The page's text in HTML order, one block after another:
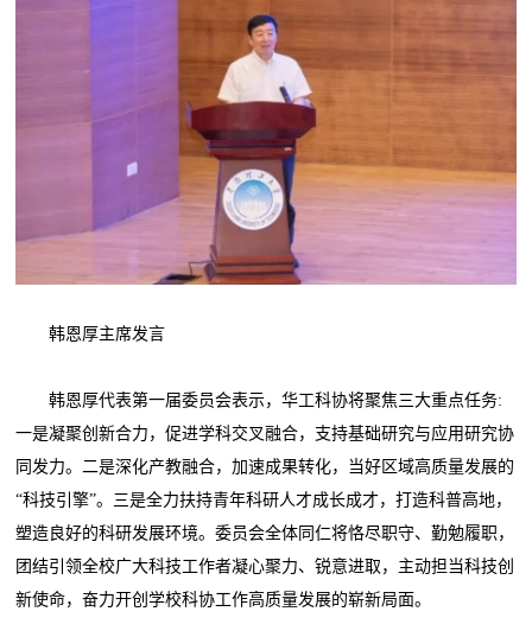
韩恩厚主席发言
韩恩厚代表第一届委员会表示，华工科协将聚焦三大重点任务:
一是凝聚创新合力，促进学科交叉融合，支持基础研究与应用研究协
同发力。二是深化产教融合，加速成果转化，当好区域高质量发展的
“科技引擎”。三是全力扶持青年科研人才成长成才，打造科普高地，
塑造良好的科研发展环境。委员会全体同仁将恪尽职守、勤勉履职，
团结引领全校广大科技工作者凝心聚力、锐意进取，主动担当科技创
新使命，奋力开创学校科协工作高质量发展的崭新局面。